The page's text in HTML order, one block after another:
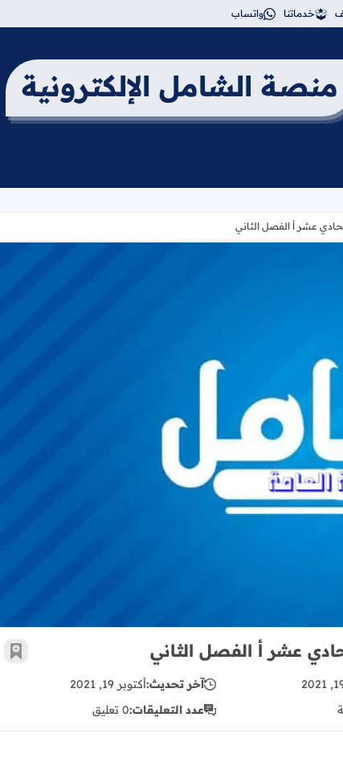
خدماتنا واتساب
منصة الشامل الإلكترونية
عشر أ الفصل الثاني
اختبار الشهر الأول في الرياضيات للصف الحادي عشر أ الفصل الثاني
عشر أ الفصل الثاني
آخر تحديث:أكتوبر 19, 2021
عدد التعليقات:0 تعليق